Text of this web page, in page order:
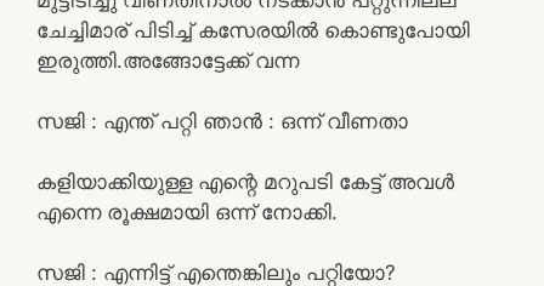
ചേച്ചിമാര് പിടിച്ച് കസേരയിൽ കൊണ്ടുപോയി
ഇരുത്തി.അങ്ങോട്ടേക്ക് വന്ന
സജി : എന്ത് പറ്റി ഞാൻ : ഒന്ന് വീണതാ
കളിയാക്കിയുള്ള എന്റെ മറുപടി കേട്ട് അവൾ
എന്നെ രൂക്ഷമായി ഒന്ന് നോക്കി.
സജി : എന്നിട്ട് എന്തെങ്കിലും പറ്റിയോ?